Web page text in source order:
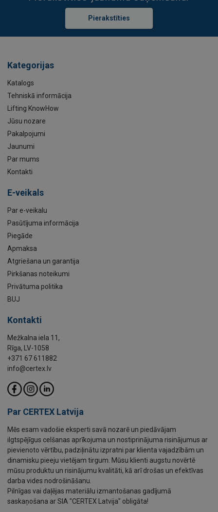
Pierakstīties
Kategorijas
Katalogs
Tehniskā informācija
Lifting KnowHow
Jūsu nozare
Pakalpojumi
Jaunumi
Par mums
Kontakti
E-veikals
Par e-veikalu
Pasūtījuma informācija
Piegāde
Apmaksa
Atgriešana un garantija
Pirkšanas noteikumi
Privātuma politika
BUJ
Kontakti
Mežkalna iela 11,
Rīga, LV-1058
+371 67 611882
info@certex.lv
Par CERTEX Latvija
Mēs esam vadošie eksperti savā nozarē un piedāvājam
ilgtspējīgus celšanas aprīkojuma un nostiprinājuma risinājumus ar
pievienoto vērtību, padziļinātu izpratni par klienta vajadzībām un
dinamisku pieeju vietējam tirgum. Mūsu klienti augstu novērtē
mūsu produktu un risinājumu kvalitāti, kā arī drošas un efektīvas
darba vides nodrošināšanu.
Pilnīgas vai daļējas materiālu izmantošanas gadījumā
saskaņošana ar SIA "CERTEX Latvija" obligāta!